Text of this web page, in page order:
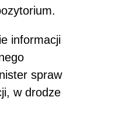
informacji
spraw
w drodze